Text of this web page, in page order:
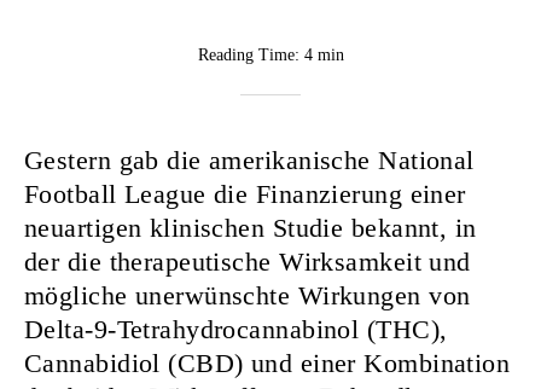
Reading Time: 4 min
Gestern gab die amerikanische National
Football League die Finanzierung einer
neuartigen klinischen Studie bekannt, in
der die therapeutische Wirksamkeit und
mögliche unerwünschte Wirkungen von
Delta-9-Tetrahydrocannabinol (THC),
Cannabidiol (CBD) und einer Kombination